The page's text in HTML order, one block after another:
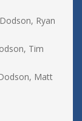
Ryan
Tim
Matt